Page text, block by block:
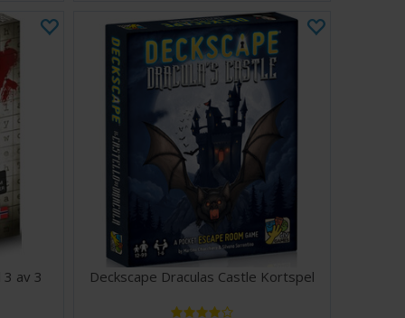
3 av 3 Deckscape Draculas Castle Kortspel